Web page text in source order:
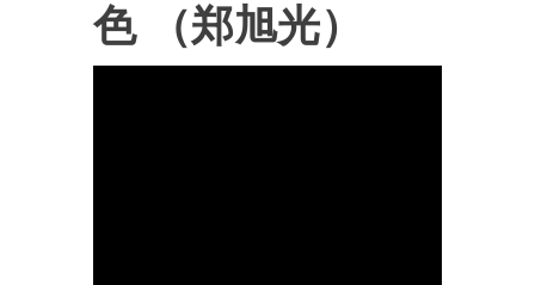
色 （郑旭光）